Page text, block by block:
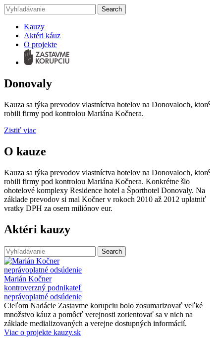
Kauzy
Aktéri káuz
O projekte
Donovaly
Kauza sa týka prevodov vlastníctva hotelov na Donovaloch, ktoré
robili firmy pod kontrolou Mariána Kočnera.
Zistiť viac
O kauze
Kauza sa týka prevodov vlastníctva hotelov na Donovaloch, ktoré
robili firmy pod kontrolou Mariána Kočnera. Konkrétne šlo
ohotelové komplexy Residence hotel a Športhotel Donovaly. Na
základe prevodov si mal Kočner v rokoch 2010 až 2012 uplatniť
vratky DPH za osem miliónov eur.
Aktéri kauzy
neprávoplatné odsúdenie
Marián Kočner
kontroverzný podnikateľ
neprávoplatné odsúdenie
Cieľom Nadácie Zastavme korupciu bolo zosumarizovať veľké
množstvo káuz a pomôcť verejnosti zorientovať sa v nich na
základe medializovaných a verejne dostupných informácií.
Viac o projekte kauzy.sk